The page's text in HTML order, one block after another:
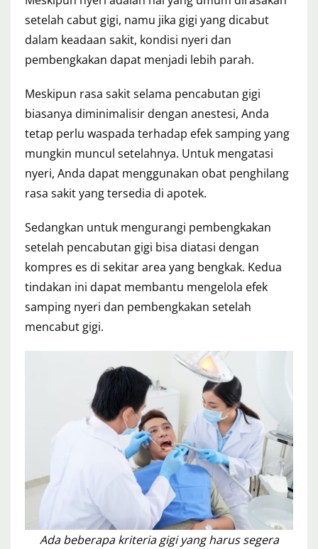
setelah cabut gigi, namu jika gigi yang dicabut
dalam keadaan sakit, kondisi nyeri dan
pembengkakan dapat menjadi lebih parah.
Meskipun rasa sakit selama pencabutan gigi
biasanya diminimalisir dengan anestesi, Anda
tetap perlu waspada terhadap efek samping yang
mungkin muncul setelahnya. Untuk mengatasi
nyeri, Anda dapat menggunakan obat penghilang
rasa sakit yang tersedia di apotek.
Sedangkan untuk mengurangi pembengkakan
setelah pencabutan gigi bisa diatasi dengan
kompres es di sekitar area yang bengkak. Kedua
tindakan ini dapat membantu mengelola efek
samping nyeri dan pembengkakan setelah
mencabut gigi.
Ada beberapa kriteria gigi yang harus segera